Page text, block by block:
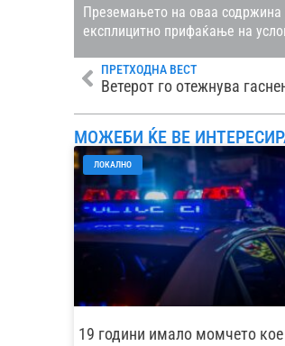
Преземањето на оваа содржина
експлицитно прифаќање на
ПРЕТХОДНА ВЕСТ
МОЖЕБИ ЌЕ ВЕ
ЛОКАЛНО
19 години имало момчето кое